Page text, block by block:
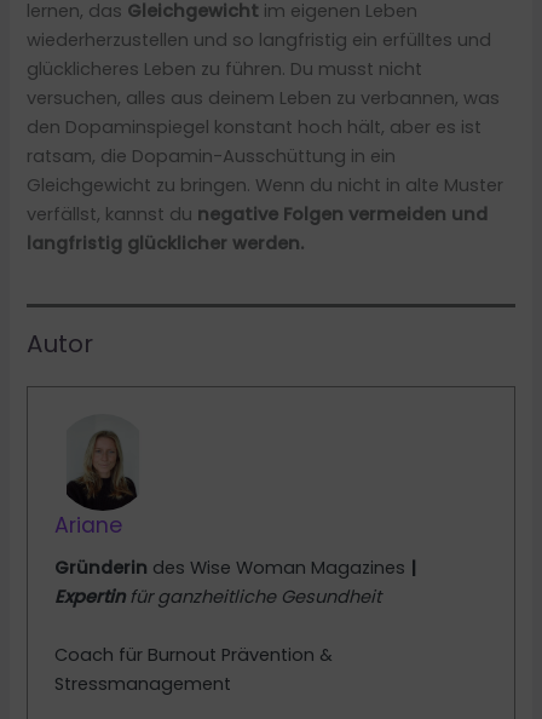
lernen, das Gleichgewicht im eigenen Leben
wiederherzustellen und so langfristig ein erfülltes und
glücklicheres Leben zu führen. Du musst nicht
versuchen, alles aus deinem Leben zu verbannen, was
den Dopaminspiegel konstant hoch hält, aber es ist
ratsam, die Dopamin-Ausschüttung in ein
Gleichgewicht zu bringen. Wenn du nicht in alte Muster
verfällst, kannst du negative Folgen vermeiden und
langfristig glücklicher werden.
Autor
Ariane
Gründerin des Wise Woman Magazines
Expertin für ganzheitliche Gesundheit
Coach für Burnout Prävention &
Stressmanagement